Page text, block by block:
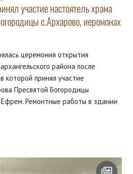
участие настоятель храма
с.Архарово, иеромонах
церемония открытия
района после
которой принял участие
Пресвятой Богородицы
Ремонтные работы в здании